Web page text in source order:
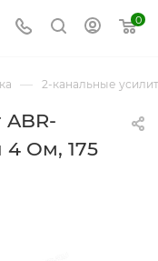
0
— 2-канальные
ABR-
4 Ом, 175